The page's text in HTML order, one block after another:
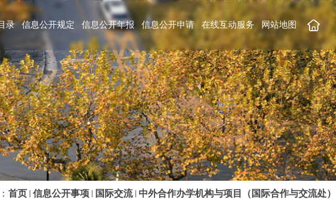
录 信息公开规定 信息公开年报 信息公开申请 在线互动服务 网站地图
首页 信息公开事项 国际交流 中外合作办学机构与项目（国际合作与交流处）